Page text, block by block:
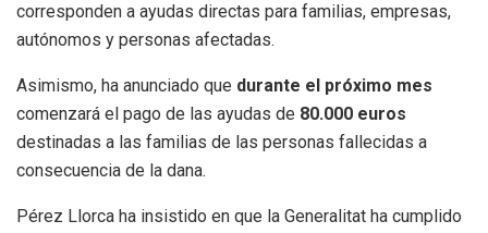
corresponden a ayudas directas para familias, empresas,
autónomos y personas afectadas.
Asimismo, ha anunciado que durante el próximo mes
comenzará el pago de las ayudas de 80.000 euros
destinadas a las familias de las personas fallecidas a
consecuencia de la dana.
Pérez Llorca ha insistido en que la Generalitat ha cumplido